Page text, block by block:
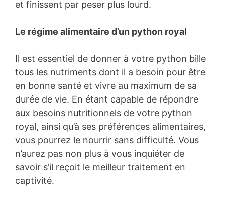
et finissent par peser plus lourd.
Le régime alimentaire d’un python royal
Il est essentiel de donner à votre python bille
tous les nutriments dont il a besoin pour être
en bonne santé et vivre au maximum de sa
durée de vie. En étant capable de répondre
aux besoins nutritionnels de votre python
royal, ainsi qu’à ses préférences alimentaires,
vous pourrez le nourrir sans difficulté. Vous
n’aurez pas non plus à vous inquiéter de
savoir s’il reçoit le meilleur traitement en
captivité.